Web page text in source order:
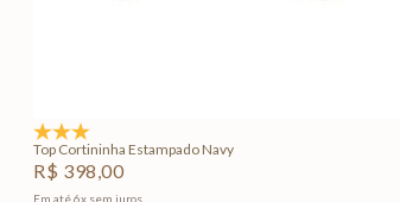
Top Cortininha Estampado Navy
R$ 398,00
Em até6x sem juros